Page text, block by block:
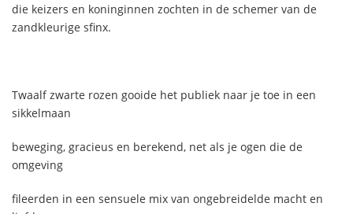
die keizers en koninginnen zochten in de schemer van de
zandkleurige sfinx.
Twaalf zwarte rozen gooide het publiek naar je toe in een
sikkelmaan
beweging, gracieus en berekend, net als je ogen die de
omgeving
fileerden in een sensuele mix van ongebreidelde macht en